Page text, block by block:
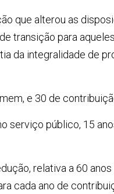
que alterou as
transição para
da integralidade de
e 30 de
serviço público, 15
relativa a 60
cada ano de